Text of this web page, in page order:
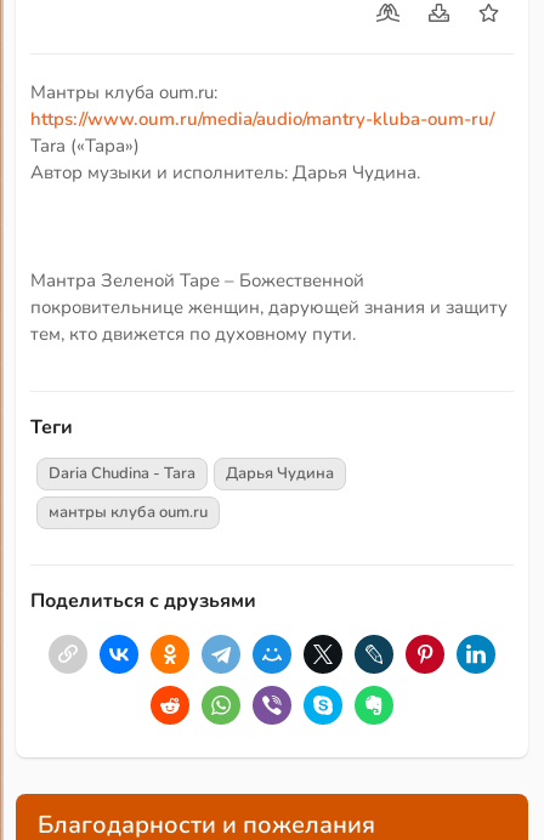
Мантры клуба oum.ru:
https://www.oum.ru/media/audio/mantry-kluba-oum-ru/
Tara («Тара»)
Автор музыки и исполнитель: Дарья Чудина.
Мантра Зеленой Таре – Божественной
покровительнице женщин, дарующей знания и защиту
тем, кто движется по духовному пути.
Теги
Daria Chudina - Tara
Дарья Чудина
мантры клуба oum.ru
Поделиться с друзьями
Благодарности и пожелания